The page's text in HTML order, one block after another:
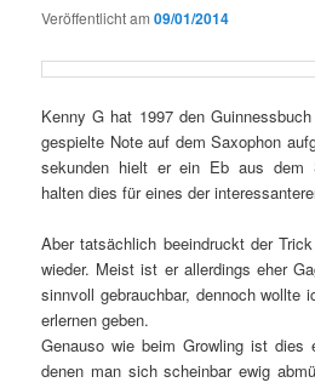
Veröffentlicht am09/01/2014
Kenny G hat 1997 den
gespielte Note auf dem Saxophon
sekunden hielt er ein Eb aus dem
halten dies für eines der
Aber tatsächlich beeindruckt der
wieder. Meist ist er allerdings eher
sinnvoll gebrauchbar, dennoch wollte
erlernen geben.
Genauso wie beim Growling ist dies
denen man sich scheinbar ewig